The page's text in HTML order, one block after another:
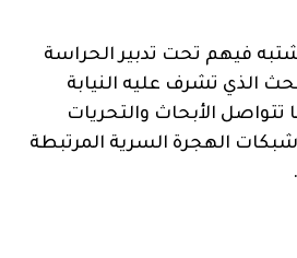
فيهم تحت تدبير الحراسة
الذي تشرف عليه النيابة
تتواصل الأبحاث والتحريات
شبكات الهجرة السرية المرتبطة